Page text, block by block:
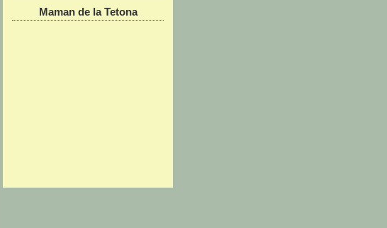
Maman de la Tetona